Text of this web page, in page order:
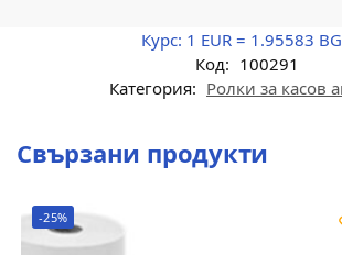
Курс: 1 EUR = 1.95583
Код: 100291
Категория: Ролки за касов
Свързани продукти
-25%